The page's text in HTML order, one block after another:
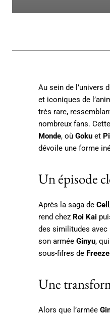
Au sein de l’univers
et iconiques de
très rare,
nombreux fans.
Monde, où Goku et
dévoile une forme
Un épisode
Après la saga de Cell
rend chez Roi Kai
des similitudes avec
son armée Ginyu,
sous-fifres de
Une
Alors que l’armée